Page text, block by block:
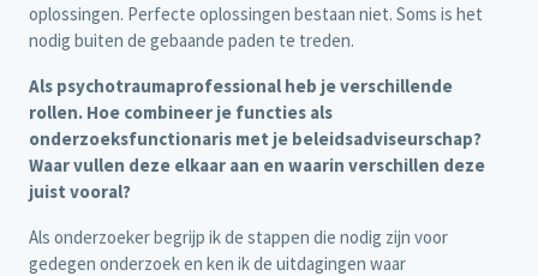
oplossingen. Perfecte oplossingen bestaan niet. Soms is het
nodig buiten de gebaande paden te treden.
Als psychotraumaprofessional heb je verschillende
rollen. Hoe combineer je functies als
onderzoeksfunctionaris met je beleidsadviseurschap?
Waar vullen deze elkaar aan en waarin verschillen deze
juist vooral?
Als onderzoeker begrijp ik de stappen die nodig zijn voor
gedegen onderzoek en ken ik de uitdagingen waar